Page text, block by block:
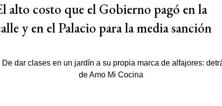
alto costo que el Gobierno pagó en la
y en el Palacio para la media sanción